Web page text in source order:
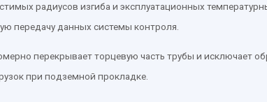
радиусов изгиба и эксплуатационных
передачу данных системы контроля.
перекрывает торцевую часть трубы и исключает
при подземной прокладке.